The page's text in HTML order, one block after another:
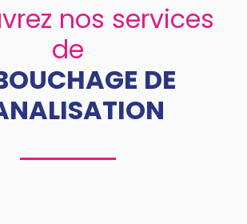
nos services
de
DE